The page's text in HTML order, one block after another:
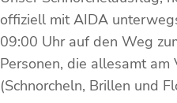
offiziell mit AIDA
09:00 Uhr auf den Weg
Personen, die allesamt
(Schnorcheln, Brillen und